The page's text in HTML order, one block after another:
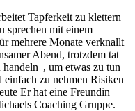
Tapferkeit zu klettern
sprechen mit einem
mehrere Monate verknallt
Abend, trotzdem tat
|, um etwas zu tun
zu nehmen Risiken
Er hat eine Freundin
Coaching Gruppe.